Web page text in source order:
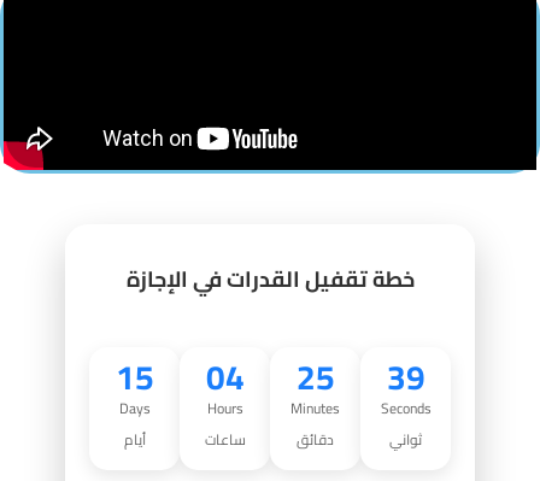
خطة تقفيل القدرات في الإجازة
15
Days
أيام
04
Hours
ساعات
25
Minutes
دقائق
37
Seconds
ثواني